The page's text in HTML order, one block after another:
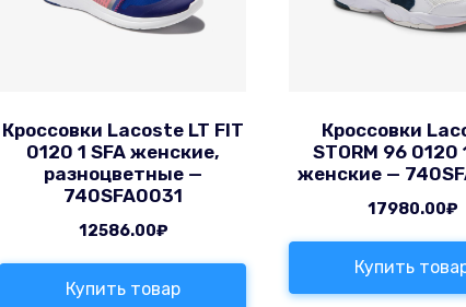
Кроссовки Lacoste LT FIT
0120 1 SFA женские,
разноцветные —
740SFA0031
12586.00₽
Купить товар
Кроссовки
STORM 96 0120
женские —
17980.00₽
Купить